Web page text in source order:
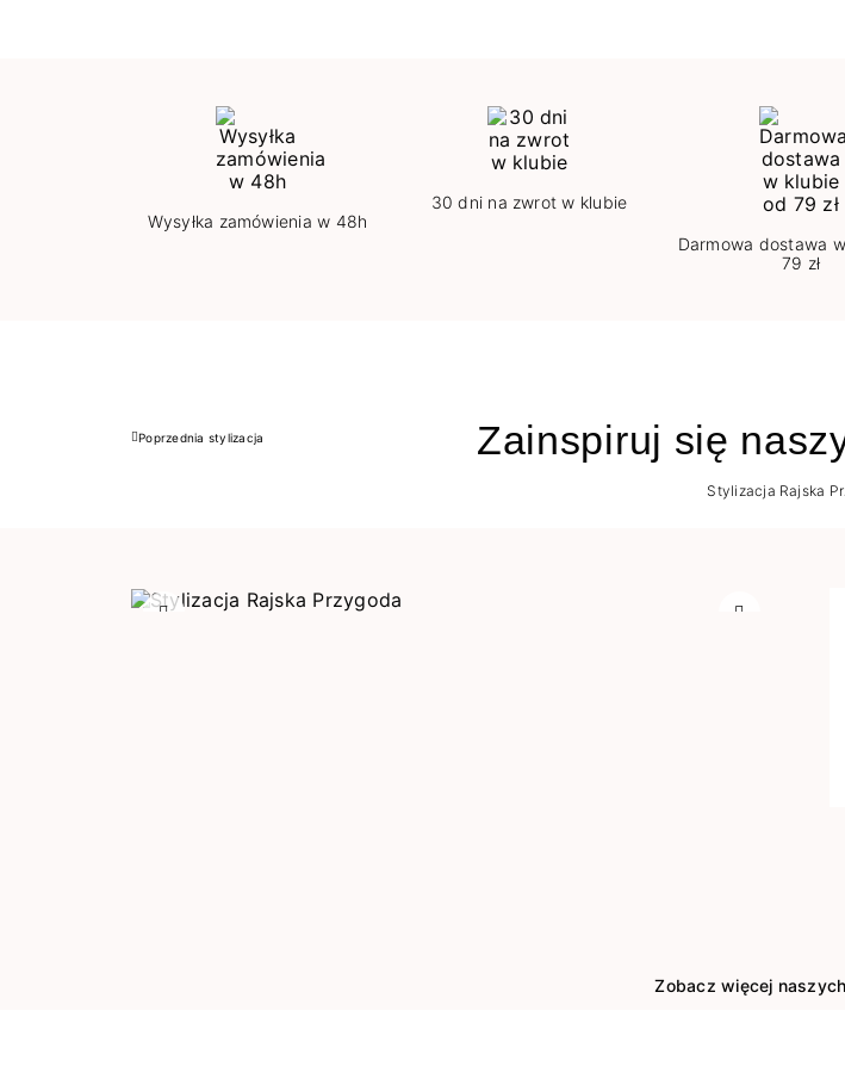
Wysyłka zamówienia w 48h
30 dni na zwrot w klubie
Darmowa dostawa
79 zł
Zainspiruj się
Poprzedni
Poprzednia stylizacja
Stylizacja Rajska
Zobacz więcej